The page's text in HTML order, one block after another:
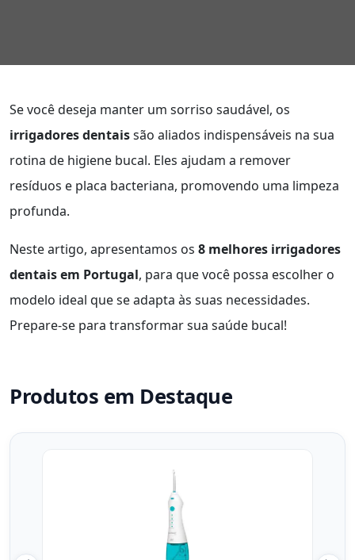
Se você deseja manter um sorriso saudável, os
irrigadores dentaissão aliados indispensáveis na sua
rotina de higiene bucal. Eles ajudam a remover
resíduos e placa bacteriana, promovendo uma limpeza
profunda.
Neste artigo, apresentamos os 8 melhores irrigadores
dentais em Portugal, para que você possa escolher o
modelo ideal que se adapta às suas necessidades.
Prepare-se para transformar sua saúde bucal!
Produtos em Destaque